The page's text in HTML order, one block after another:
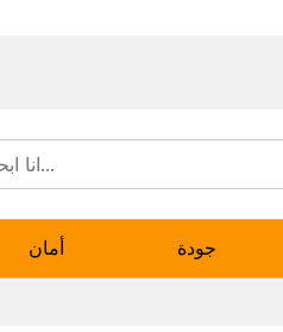
أمان جودة